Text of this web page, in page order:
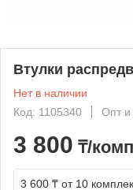
Втулки
Нет в наличии
Код: 1105340
Опт и
3 800 ₸/
3 600 ₸ от 10